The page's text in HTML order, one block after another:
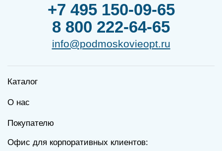
+7 495 150-09-65
8 800 222-64-65
info@podmoskovieopt.ru
Каталог
О нас
Покупателю
Офис для корпоративных клиентов: